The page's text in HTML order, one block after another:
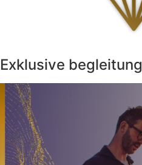
Exklusive begleitung